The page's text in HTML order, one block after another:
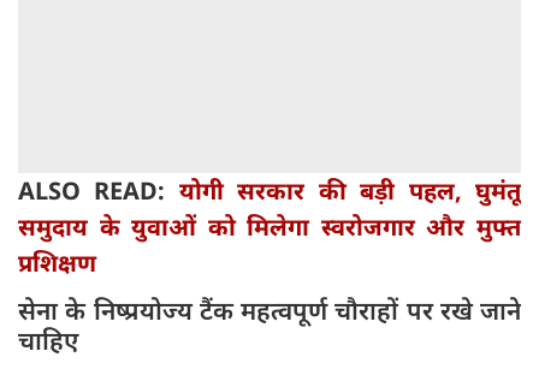
ALSO READ: योगी सरकार की बड़ी पहल, घुमंतू
समुदाय के युवाओं को मिलेगा स्वरोजगार और मुफ्त
प्रशिक्षण
सेना के निष्प्रयोज्य टैंक महत्वपूर्ण चौराहों पर रखे जाने
चाहिए